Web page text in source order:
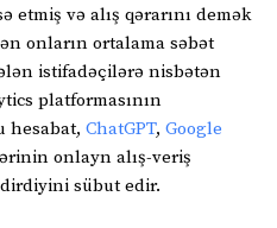
etmiş və alış qərarını demək
onların ortalama səbət
istifadəçilərə nisbətən
platformasının
hesabat, ChatGPT, Google
onlayn alış-veriş
sübut edir.